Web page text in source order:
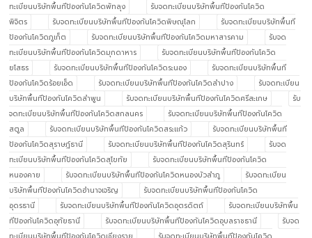
ทะเบียนบริษัทพื้นทีป้องกันโควิดพัทลุง
รับจดทะเบียนบริษัทพื้นทีป้องกันโควิด
พิจิตร
รับจดทะเบียนบริษัทพื้นทีป้องกันโควิดพิษณุโลก
รับจดทะเบียนบริษัทพื้นที
ป้องกันโควิดภูเก็ต
รับจดทะเบียนบริษัทพื้นทีป้องกันโควิดมหาสารคาม
รับจด
ทะเบียนบริษัทพื้นทีป้องกันโควิดมุกดาหาร
รับจดทะเบียนบริษัทพื้นทีป้องกันโควิด
ยโสธร
รับจดทะเบียนบริษัทพื้นทีป้องกันโควิดระนอง
รับจดทะเบียนบริษัทพื้นที
ป้องกันโควิดร้อยเอ็ด
รับจดทะเบียนบริษัทพื้นทีป้องกันโควิดลำปาง
รับจดทะเบียน
บริษัทพื้นทีป้องกันโควิดลำพูน
รับจดทะเบียนบริษัทพื้นทีป้องกันโควิดศรีสะเกษ
รับ
จดทะเบียนบริษัทพื้นทีป้องกันโควิดสกลนคร
รับจดทะเบียนบริษัทพื้นทีป้องกันโควิด
สตูล
รับจดทะเบียนบริษัทพื้นทีป้องกันโควิดสระแก้ว
รับจดทะเบียนบริษัทพื้นที
ป้องกันโควิดสุราษฎ์ธานี
รับจดทะเบียนบริษัทพื้นทีป้องกันโควิดสุรินทร์
รับจด
ทะเบียนบริษัทพื้นทีป้องกันโควิดสุโขทัย
รับจดทะเบียนบริษัทพื้นทีป้องกันโควิด
หนองคาย
รับจดทะเบียนบริษัทพื้นทีป้องกันโควิดหนองบัวลำภู
รับจดทะเบียน
บริษัทพื้นทีป้องกันโควิดอำนาจเจริญ
รับจดทะเบียนบริษัทพื้นทีป้องกันโควิด
อุดรธานี
รับจดทะเบียนบริษัทพื้นทีป้องกันโควิดอุตรดิตถ์
รับจดทะเบียนบริษัทพื้น
ทีป้องกันโควิดอุทัยธานี
รับจดทะเบียนบริษัทพื้นทีป้องกันโควิดอุบลราชธานี
รับจด